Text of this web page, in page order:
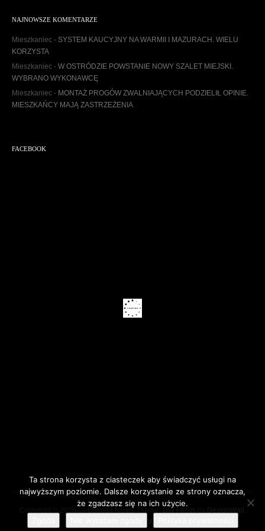
w
u
NAJNOWSZE KOMENTARZE
Mieszkaniec - SYSTEM KAUCYJNY NA WARMII I MAZURACH. WIELU
KORZYSTA
Mieszkaniec - W OSTRÓDZIE POWSTANIE NOWY SZALET MIEJSKI.
WYBRANO WYKONAWCĘ
Mieszkaniec - MONTAŻ PROGÓW ZWALNIAJĄCYCH PODZIELIŁ OPINIE.
MIESZKAŃCY MAJĄ ZASTRZEŻENIA
FACEBOOK
Ostróda News. Theme: DW Focus DesignWall
Ta strona korzysta z ciasteczek aby świadczyć usługi na
najwyższym poziomie. Dalsze korzystanie ze strony oznacza,
że zgadzasz się na ich użycie.